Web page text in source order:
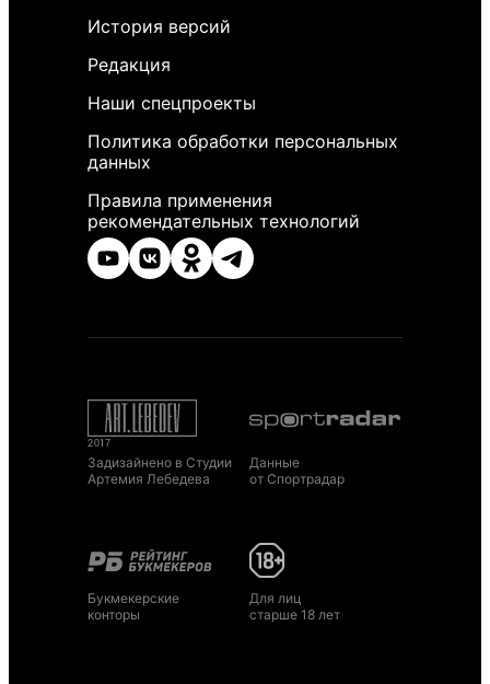
История версий
Редакция
Наши спецпроекты
Политика обработки персональных
данных
Правила применения
рекомендательных технологий
Задизайнено в Студии
Артемия Лебедева
Данные
от Спортрадар
Букмекерские
конторы
Для лиц
старше 18 лет